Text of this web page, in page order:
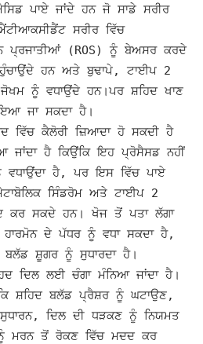
ਪਾਏ ਜਾਂਦੇ ਹਨ ਜੋ ਸਾਡੇ ਸਰੀਰ
ਸਰੀਰ ਵਿੱਚ
ਪ੍ਰਜਾਤੀਆਂ (ROS) ਨੂੰ ਬੇਅਸਰ ਕਰਦੇ
ਹਨ ਅਤੇ ਬੁਢਾਪੇ, ਟਾਈਪ 2
ਨੂੰ ਵਧਾਉਂਦੇ ਹਨ।ਪਰ ਸ਼ਹਿਦ ਖਾਣ
ਜਾ ਸਕਦਾ ਹੈ।
ਵਿੱਚ ਕੈਲੋਰੀ ਜ਼ਿਆਦਾ ਹੋ ਸਕਦੀ ਹੈ
ਜਾਂਦਾ ਹੈ ਕਿਉਂਕਿ ਇਹ ਪ੍ਰੋਸੈਸਡ ਨਹੀਂ
ਵਧਾਉਂਦਾ ਹੈ, ਪਰ ਇਸ ਵਿੱਚ ਪਾਏ
ਸਿੰਡਰੋਮ ਅਤੇ ਟਾਈਪ 2
ਕਰ ਸਕਦੇ ਹਨ।ਖੋਜ ਤੋਂ ਪਤਾ ਲੱਗਾ
ਹਾਰਮੋਨ ਦੇ ਪੱਧਰ ਨੂੰ ਵਧਾ ਸਕਦਾ ਹੈ,
ਸ਼ੂਗਰ ਨੂੰ ਸੁਧਾਰਦਾ ਹੈ।
ਦਿਲ ਲਈ ਚੰਗਾ ਮੰਨਿਆ ਜਾਂਦਾ ਹੈ।
ਸ਼ਹਿਦ ਬਲੱਡ ਪ੍ਰੈਸ਼ਰ ਨੂੰ ਘਟਾਉਣ,
ਦਿਲ ਦੀ ਧੜਕਣ ਨੂੰ ਨਿਯਮਤ
ਮਰਨ ਤੋਂ ਰੋਕਣ ਵਿੱਚ ਮਦਦ ਕਰ